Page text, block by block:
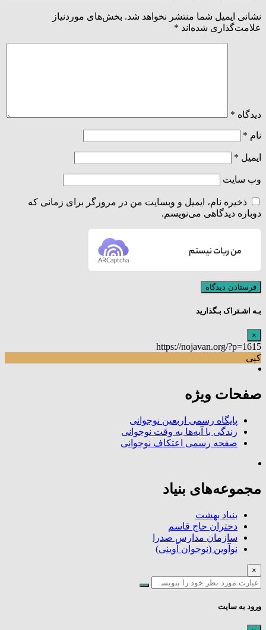
نشانی ایمیل شما منتشر نخواهد شد. بخش‌های موردنیاز
علامت‌گذاری شده‌اند *
دیدگاه *
نام *
ایمیل *
وب‌ سایت
ذخیره نام، ایمیل و وبسایت من در مرورگر برای زمانی که
دوباره دیدگاهی می‌نویسم.
من ربات نیستم
ARCaptcha
بـه اشـتراک بـگذارید
×
https://nojavan.org/?p=1615
کپی
صفحات ویژه
پایگاه رسمی اربعین نوجوانی
زندگی با آیه‌ها به وقت نوجوانی
صفحه رسمی اعتکاف نوجوانی
مجموعه‌های بنیاد
بنیاد بهشت
دختران حاج قاسم
سازمان مدارس صدرا
نوآوین (نوجوان آوینی)
×
ورود به سایت